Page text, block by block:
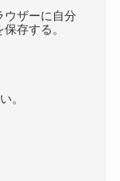
ウザーに自分
存する。
。